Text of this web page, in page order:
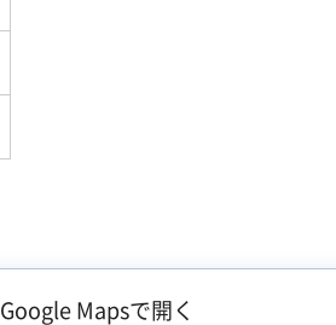
Google Mapsで開く